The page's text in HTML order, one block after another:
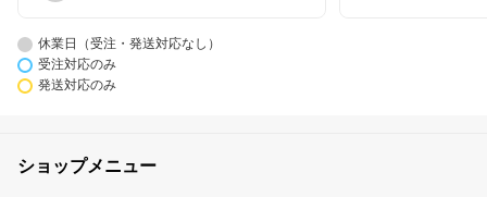
休業日（受注・発送対応なし）
受注対応のみ
発送対応のみ
ショップメニュー